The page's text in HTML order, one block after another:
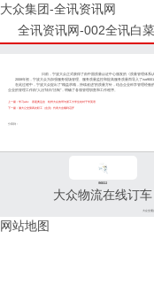
大众集团-全讯资讯网
全讯资讯网-002全讯白
日前，宁波大众正式获得了由中国质量认证中心颁发的《质量管理体系认
2008年初，宁波大众为加强服务现场管理、服务质量监控和提高服务质量而导入了
在此过程中，宁波大众提出了“精益求精，持续改进”的质量方针，结合企业科学管理经验
企业的管理工作由“人治”转向“法制”，明确了各项管理职责和工作程序。
上一篇：学习abc 喜迎奥运会 杭州大众的哥与浙工大学生结对子学英语
下一篇：浦大公交第四次职工（会员）代表大会顺利召开
分享到：
96811
大众物流在线订车
大众交通
网站地图